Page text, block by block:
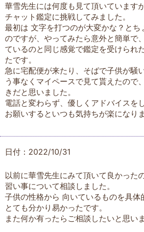
華雪先生には何度も見て頂いています
チャット鑑定に挑戦してみました。
最初は 文字を打つのが大変かな？とち
のですが、やってみたら意外と簡単で
ているのと同じ感覚で鑑定を受けられ
たです。
急に宅配便が来たり、そばで子供が騒
う事なくマイペースで見て貰えたので
きだと思いました。
電話と変わらず、優しくアドバイスを
お願いするといつも気持ちが楽になりま
日付：2022/10/31
以前に華雪先生にみて頂いて良かった
習い事について相談しました。
子供の性格から 向いているものを具体
とても分かり易かったです。
また何か有ったらご相談したいと思いま